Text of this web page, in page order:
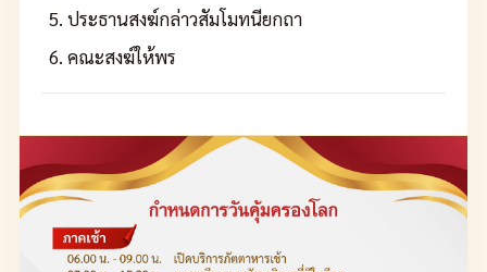
ประธานสงฆ์กล่าวสัมโมทนียกถา
คณะสงฆ์ให้พร